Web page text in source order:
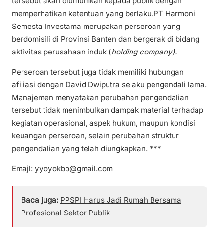
memperhatikan ketentuan yang berlaku.PT Harmoni
Semesta Investama merupakan perseroan yang
berdomisili di Provinsi Banten dan bergerak di bidang
aktivitas perusahaan induk (holding company).
Perseroan tersebut juga tidak memiliki hubungan
afiliasi dengan David Dwiputra selaku pengendali lama.
Manajemen menyatakan perubahan pengendalian
tersebut tidak menimbulkan dampak material terhadap
kegiatan operasional, aspek hukum, maupun kondisi
keuangan perseroan, selain perubahan struktur
pengendalian yang telah diungkapkan. ***
Emajl: yyoyokbp@gmail.com
Baca juga: PPSPI Harus Jadi Rumah Bersama
Profesional Sektor Publik